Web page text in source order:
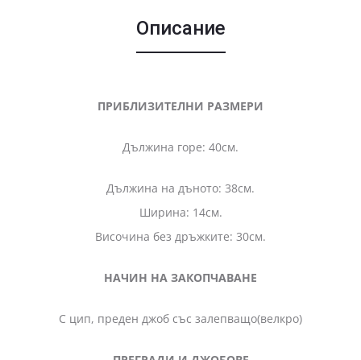
Описание
ПРИБЛИЗИТЕЛНИ РАЗМЕРИ
Дължина горе: 40см.
Дължина на дъното: 38см.
Ширина: 14см.
Височина без дръжките: 30см.
НАЧИН НА ЗАКОПЧАВАНЕ
С цип, преден джоб със залепващо(велкро)